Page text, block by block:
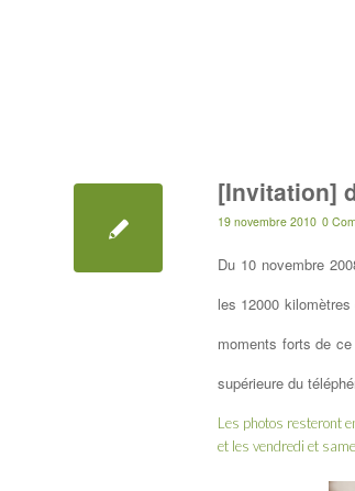
[Invitation]
19 novembre 2010 0
Du 10 novembre
les 12000
moments forts de
supérieure du
Les photos resteront
et les vendredi et